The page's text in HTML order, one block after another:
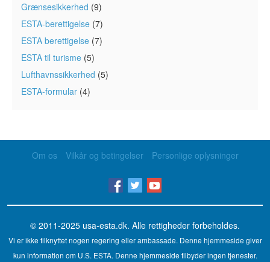
Grænsesikkerhed (9)
ESTA-berettigelse (7)
ESTA berettigelse (7)
ESTA til turisme (5)
Lufthavnssikkerhed (5)
ESTA-formular (4)
Om os Vilkår og betingelser Personlige oplysninger
© 2011-2025 usa-esta.dk. Alle rettigheder forbeholdes.
Vi er ikke tilknyttet nogen regering eller ambassade. Denne hjemmeside giver
kun information om U.S. ESTA. Denne hjemmeside tilbyder ingen tjenester.